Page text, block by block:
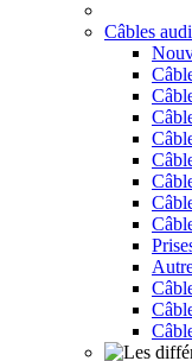
Câbles